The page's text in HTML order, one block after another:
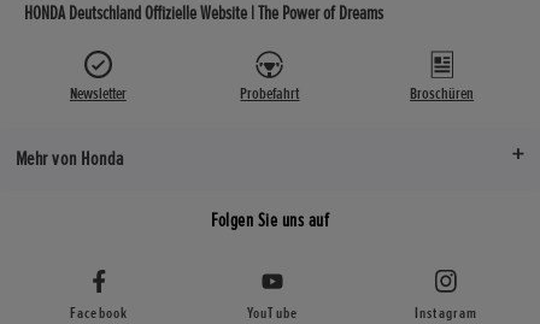
HONDA Deutschland Offizielle Website | The Power of Dreams
Newsletter Probefahrt Broschüren
Mehr von Honda
Folgen Sie uns auf
Facebook YouTube Instagram